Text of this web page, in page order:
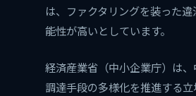
は、ファクタリングを装った
能性が高いとしています。
経済産業省（中小企業庁）は
調達手段の多様化を推進する立